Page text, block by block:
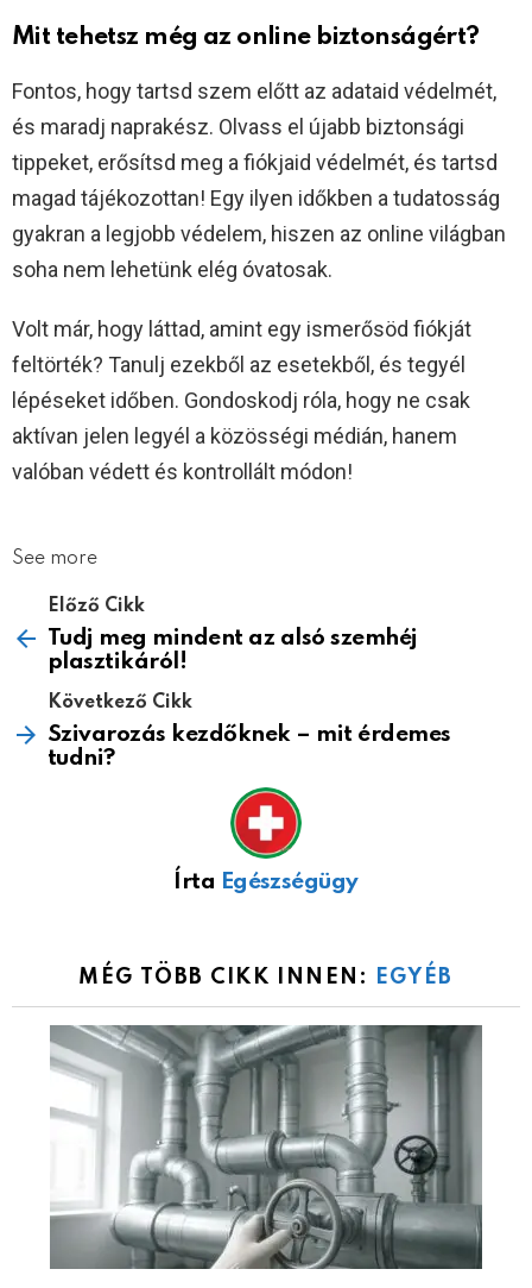
Mit tehetsz még az online biztonságért?
Fontos, hogy tartsd szem előtt az adataid védelmét,
és maradj naprakész. Olvass el újabb biztonsági
tippeket, erősítsd meg a fiókjaid védelmét, és tartsd
magad tájékozottan! Egy ilyen időkben a tudatosság
gyakran a legjobb védelem, hiszen az online világban
soha nem lehetünk elég óvatosak.
Volt már, hogy láttad, amint egy ismerősöd fiókját
feltörték? Tanulj ezekből az esetekből, és tegyél
lépéseket időben. Gondoskodj róla, hogy ne csak
aktívan jelen legyél a közösségi médián, hanem
valóban védett és kontrollált módon!
See more
Előző Cikk
Tudj meg mindent az alsó szemhéj
plasztikáról!
Következő Cikk
Szivarozás kezdőknek – mit érdemes
tudni?
Írta Egészségügy
MÉG TÖBB CIKK INNEN: EGYÉB